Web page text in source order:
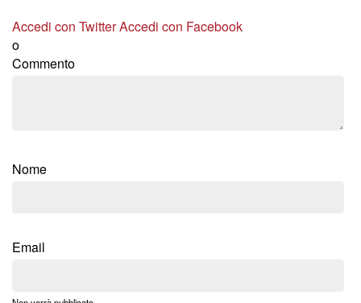
Accedi con TwitterAccedi con Facebook
o
Commento
Nome
Email